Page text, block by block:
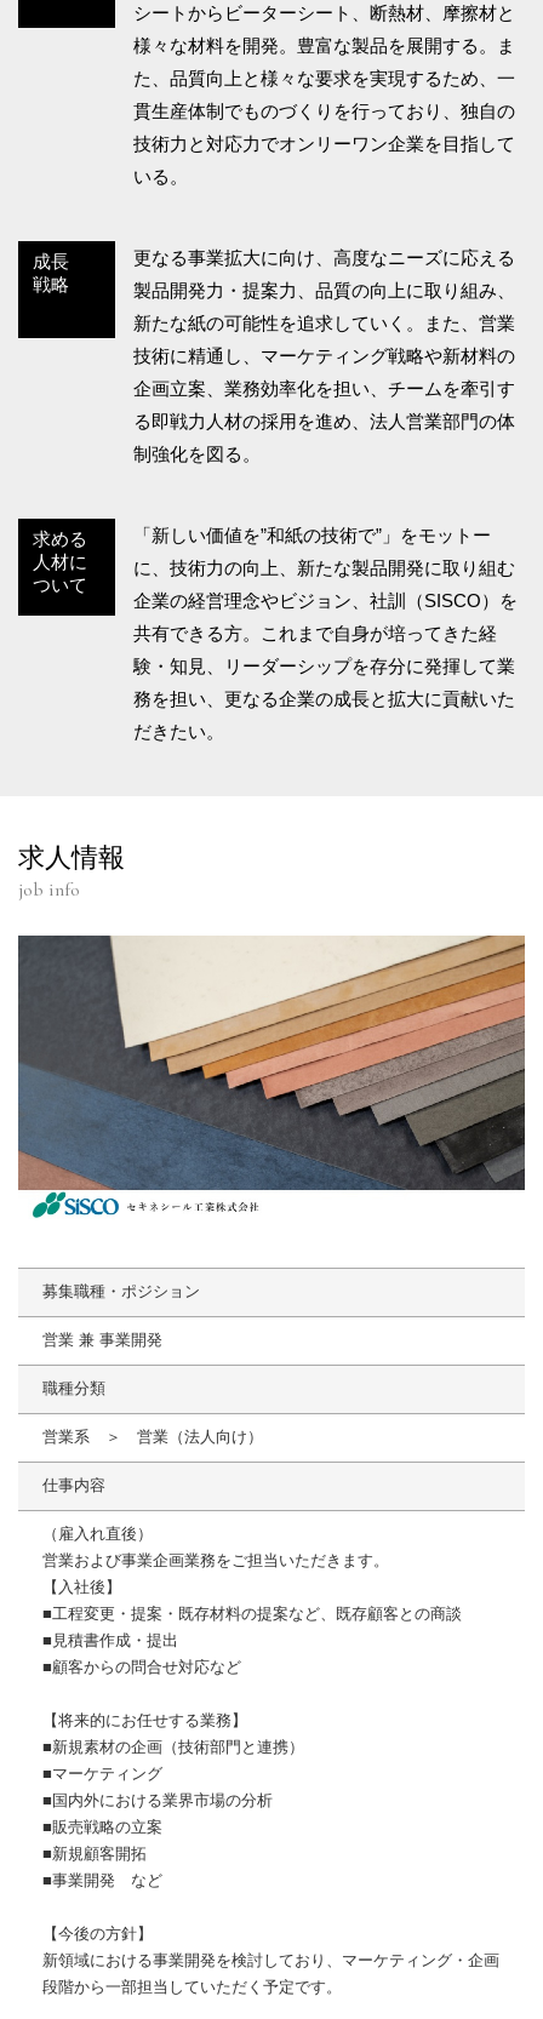
シートからビーターシート、断熱材、摩擦材と
様々な材料を開発。豊富な製品を展開する。ま
た、品質向上と様々な要求を実現するため、一
貫生産体制でものづくりを行っており、独自の
技術力と対応力でオンリーワン企業を目指して
いる。
成長
戦略
更なる事業拡大に向け、高度なニーズに応える
製品開発力・提案力、品質の向上に取り組み、
新たな紙の可能性を追求していく。また、営業
技術に精通し、マーケティング戦略や新材料の
企画立案、業務効率化を担い、チームを牽引す
る即戦力人材の採用を進め、法人営業部門の体
制強化を図る。
求める
人材に
ついて
「新しい価値を”和紙の技術で”」をモットー
に、技術力の向上、新たな製品開発に取り組む
企業の経営理念やビジョン、社訓（SISCO）を
共有できる方。これまで自身が培ってきた経
験・知見、リーダーシップを存分に発揮して業
務を担い、更なる企業の成長と拡大に貢献いた
だきたい。
求人情報
job info
募集職種・ポジション
営業 兼 事業開発
職種分類
営業系 ＞ 営業（法人向け）
仕事内容
（雇入れ直後）
営業および事業企画業務をご担当いただきます。
【入社後】
■工程変更・提案・既存材料の提案など、既存顧客との商談
■見積書作成・提出
■顧客からの問合せ対応など
【将来的にお任せする業務】
■新規素材の企画（技術部門と連携）
■マーケティング
■国内外における業界市場の分析
■販売戦略の立案
■新規顧客開拓
■事業開発 など
【今後の方針】
新領域における事業開発を検討しており、マーケティング・企画
段階から一部担当していただく予定です。